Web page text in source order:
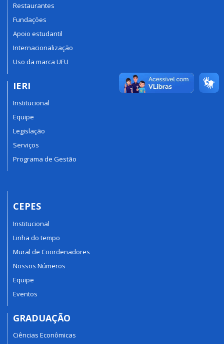
Restaurantes
Fundações
Apoio estudantil
Internacionalização
Uso da marca UFU
IERI
Institucional
Equipe
Legislação
Serviços
Programa de Gestão
CEPES
Institucional
Linha do tempo
Mural de Coordenadores
Nossos Números
Equipe
Eventos
GRADUAÇÃO
Ciências Econômicas